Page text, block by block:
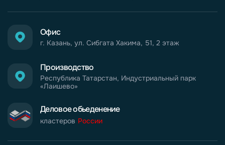
Деловое обьеденение
кластеров России
Производство
Республика Татарстан, Индустриальный парк
«Лаишево»
Офис
г. Казань, ул. Сибгата Хакима, 51, 2 этаж